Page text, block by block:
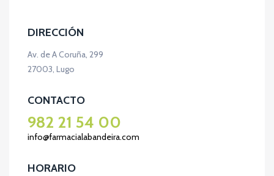
DIRECCIÓN
Av. de A Coruña, 299
27003, Lugo
CONTACTO
982 21 54 00
info@farmacialabandeira.com
HORARIO